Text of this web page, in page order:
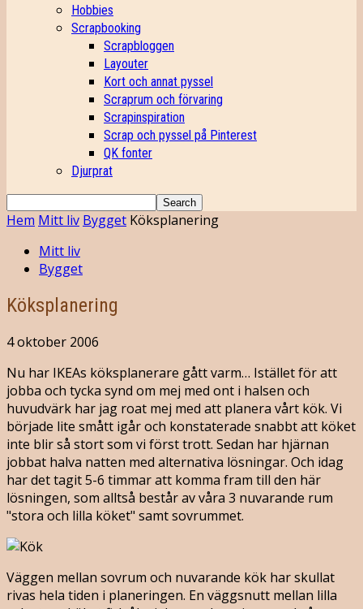
Hobbies
Scrapbooking
Scrapbloggen
Layouter
Kort och annat pyssel
Scraprum och förvaring
Scrapinspiration
Scrap och pyssel på Pinterest
QK fonter
Djurprat
Hem Mitt liv Bygget Köksplanering
Mitt liv
Bygget
Köksplanering
4 oktober 2006
Nu har IKEAs köksplanerare gått varm… Istället för att
jobba och tycka synd om mej med ont i halsen och
huvudvärk har jag roat mej med att planera vårt kök. Vi
började lite smått igår och konstaterade snabbt att köket
inte blir så stort som vi först trott. Sedan har hjärnan
jobbat halva natten med alternativa lösningar. Och idag
har det tagit 5-6 timmar att komma fram till den här
lösningen, som alltså består av våra 3 nuvarande rum
"stora och lilla köket" samt sovrummet.
Väggen mellan sovrum och nuvarande kök har skullat
rivas hela tiden i planeringen. En väggsnutt mellan lilla